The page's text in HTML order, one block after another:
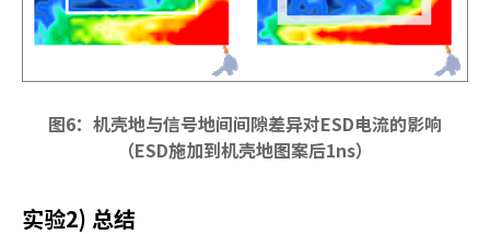
图6：机壳地与信号地间间隙差异对ESD电流的影响
（ESD施加到机壳地图案后1ns）
实验2) 总结